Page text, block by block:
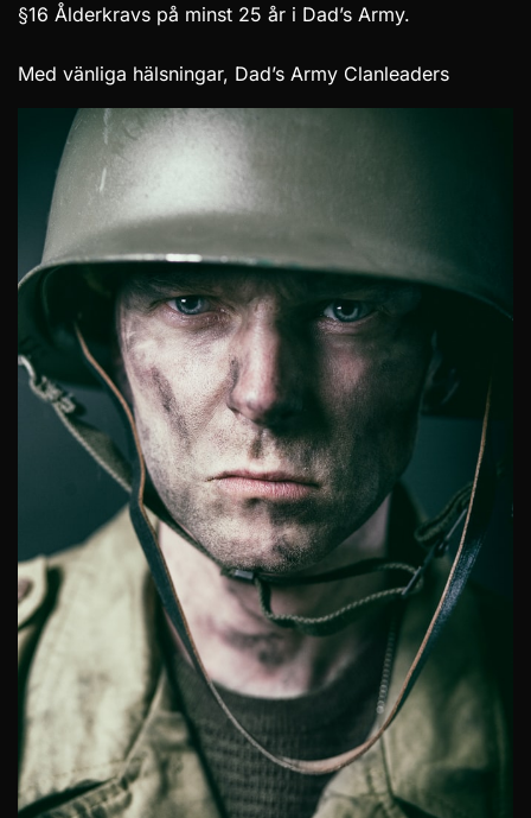
§16 Ålderkravs på minst 25 år i Dad’s Army.
Med vänliga hälsningar, Dad’s Army Clanleaders